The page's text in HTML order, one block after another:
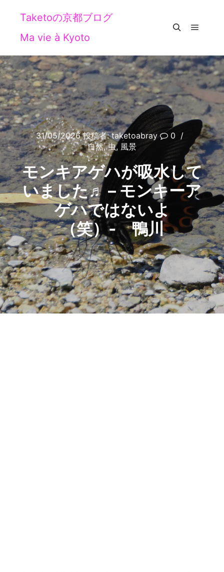
Taketoの京都ブログ
Ma vie à Kyoto
31/05/2026投稿者:taketoabray
0
自然,虫, 風景
モンキアゲハが吸水して
いました♬ – モンキーア
ゲハではないよ
（笑）‐ 鴨川